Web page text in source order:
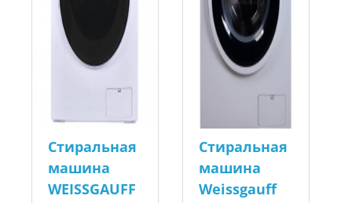
Стиральная
машина
WEISSGAUFF
Стиральная
машина
Weissgauff